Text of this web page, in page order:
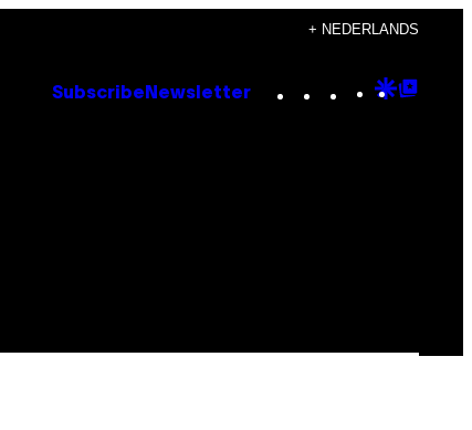
+ NEDERLANDS
Subscribe Newsletter Instagram
TikTok
YouTube
Google